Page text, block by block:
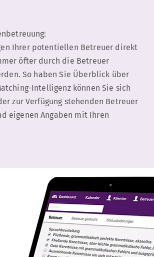
Ihrer potentiellen Betreuer direkt
öfter durch die Betreuer
So haben Sie Überblick über
Intelligenz können Sie sich
zur Verfügung stehenden Betreuer
eigenen Angaben mit Ihren